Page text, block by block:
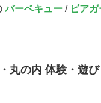
バーベキュー/ ビア
丸の内 体験・遊